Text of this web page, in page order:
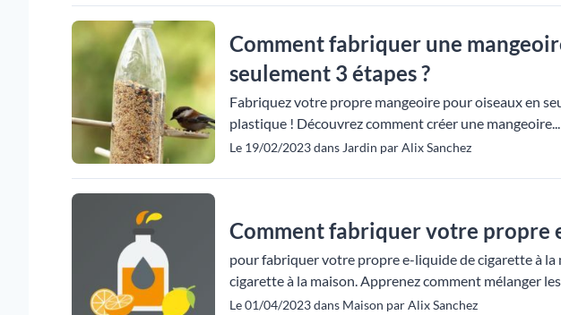
Comment fabriquer une
seulement 3 étapes ?
Fabriquez votre propre mangeoire pour oiseaux en
plastique ! Découvrez comment créer une mangeoire...
Le 19/02/2023 dans Jardin par Alix Sanchez
Comment fabriquer votre propre
pour fabriquer votre propre e-liquide de cigarette à
cigarette à la maison. Apprenez comment mélanger
Le 01/04/2023 dans Maison par Alix Sanchez